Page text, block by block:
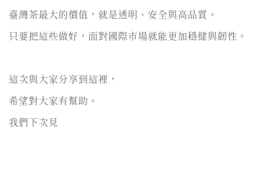
臺灣茶最大的價值，就是透明、安全與高品質。
只要把這些做好，面對國際市場就能更加穩健與韌性。
這次與大家分享到這裡，
希望對大家有幫助。
我們下次見